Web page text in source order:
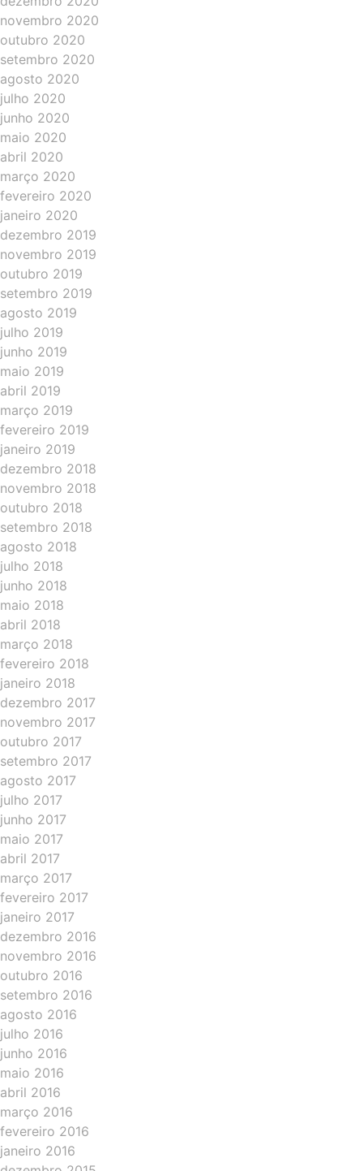
novembro 2020
outubro 2020
setembro 2020
agosto 2020
julho 2020
junho 2020
maio 2020
abril 2020
março 2020
fevereiro 2020
janeiro 2020
dezembro 2019
novembro 2019
outubro 2019
setembro 2019
agosto 2019
julho 2019
junho 2019
maio 2019
abril 2019
março 2019
fevereiro 2019
janeiro 2019
dezembro 2018
novembro 2018
outubro 2018
setembro 2018
agosto 2018
julho 2018
junho 2018
maio 2018
abril 2018
março 2018
fevereiro 2018
janeiro 2018
dezembro 2017
novembro 2017
outubro 2017
setembro 2017
agosto 2017
julho 2017
junho 2017
maio 2017
abril 2017
março 2017
fevereiro 2017
janeiro 2017
dezembro 2016
novembro 2016
outubro 2016
setembro 2016
agosto 2016
julho 2016
junho 2016
maio 2016
abril 2016
março 2016
fevereiro 2016
janeiro 2016